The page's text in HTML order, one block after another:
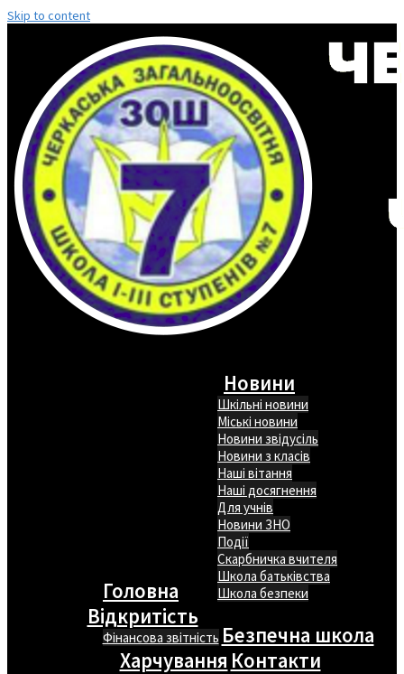
Skip to content
Головна
Новини
Шкільні новини
Міські новини
Новини звідусіль
Новини з класів
Наші вітання
Наші досягнення
Для учнів
Новини ЗНО
Події
Скарбничка вчителя
Школа батьківства
Школа безпеки
Відкритість
Фінансова звітність Безпечна школа
Харчування Контакти